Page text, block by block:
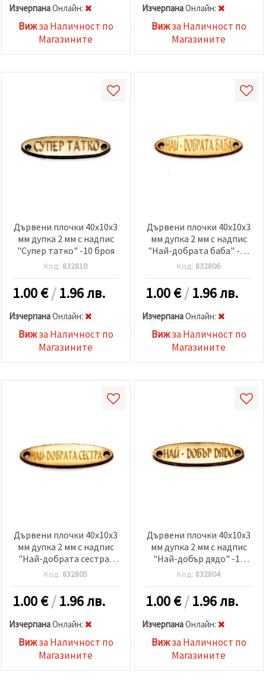
ИзчерпанаOнлайн:
Вижза Наличност по
Магазините
ИзчерпанаOнлайн:
Вижза Наличност по
Магазините
Дървени плочки 40x10x3
мм дупка 2 мм с надпис
"Супер татко" -10 броя
Код: 832810
1.00€/1.96 лв.
ИзчерпанаOнлайн:
Вижза Наличност по
Магазините
Дървени плочки 40x10x3
мм дупка 2 мм с надпис
"Най-добрата баба" -10
броя
Код: 832806
1.00€/1.96 лв.
ИзчерпанаOнлайн:
Вижза Наличност по
Магазините
Дървени плочки 40x10x3
мм дупка 2 мм с надпис
"Най-добрата сестра"
-10 броя
Код: 832805
1.00€/1.96 лв.
ИзчерпанаOнлайн:
Вижза Наличност по
Магазините
Дървени плочки 40x10x3
мм дупка 2 мм с надпис
"Най-добър дядо" -10
броя
Код: 832804
1.00€/1.96 лв.
ИзчерпанаOнлайн:
Вижза Наличност по
Магазините